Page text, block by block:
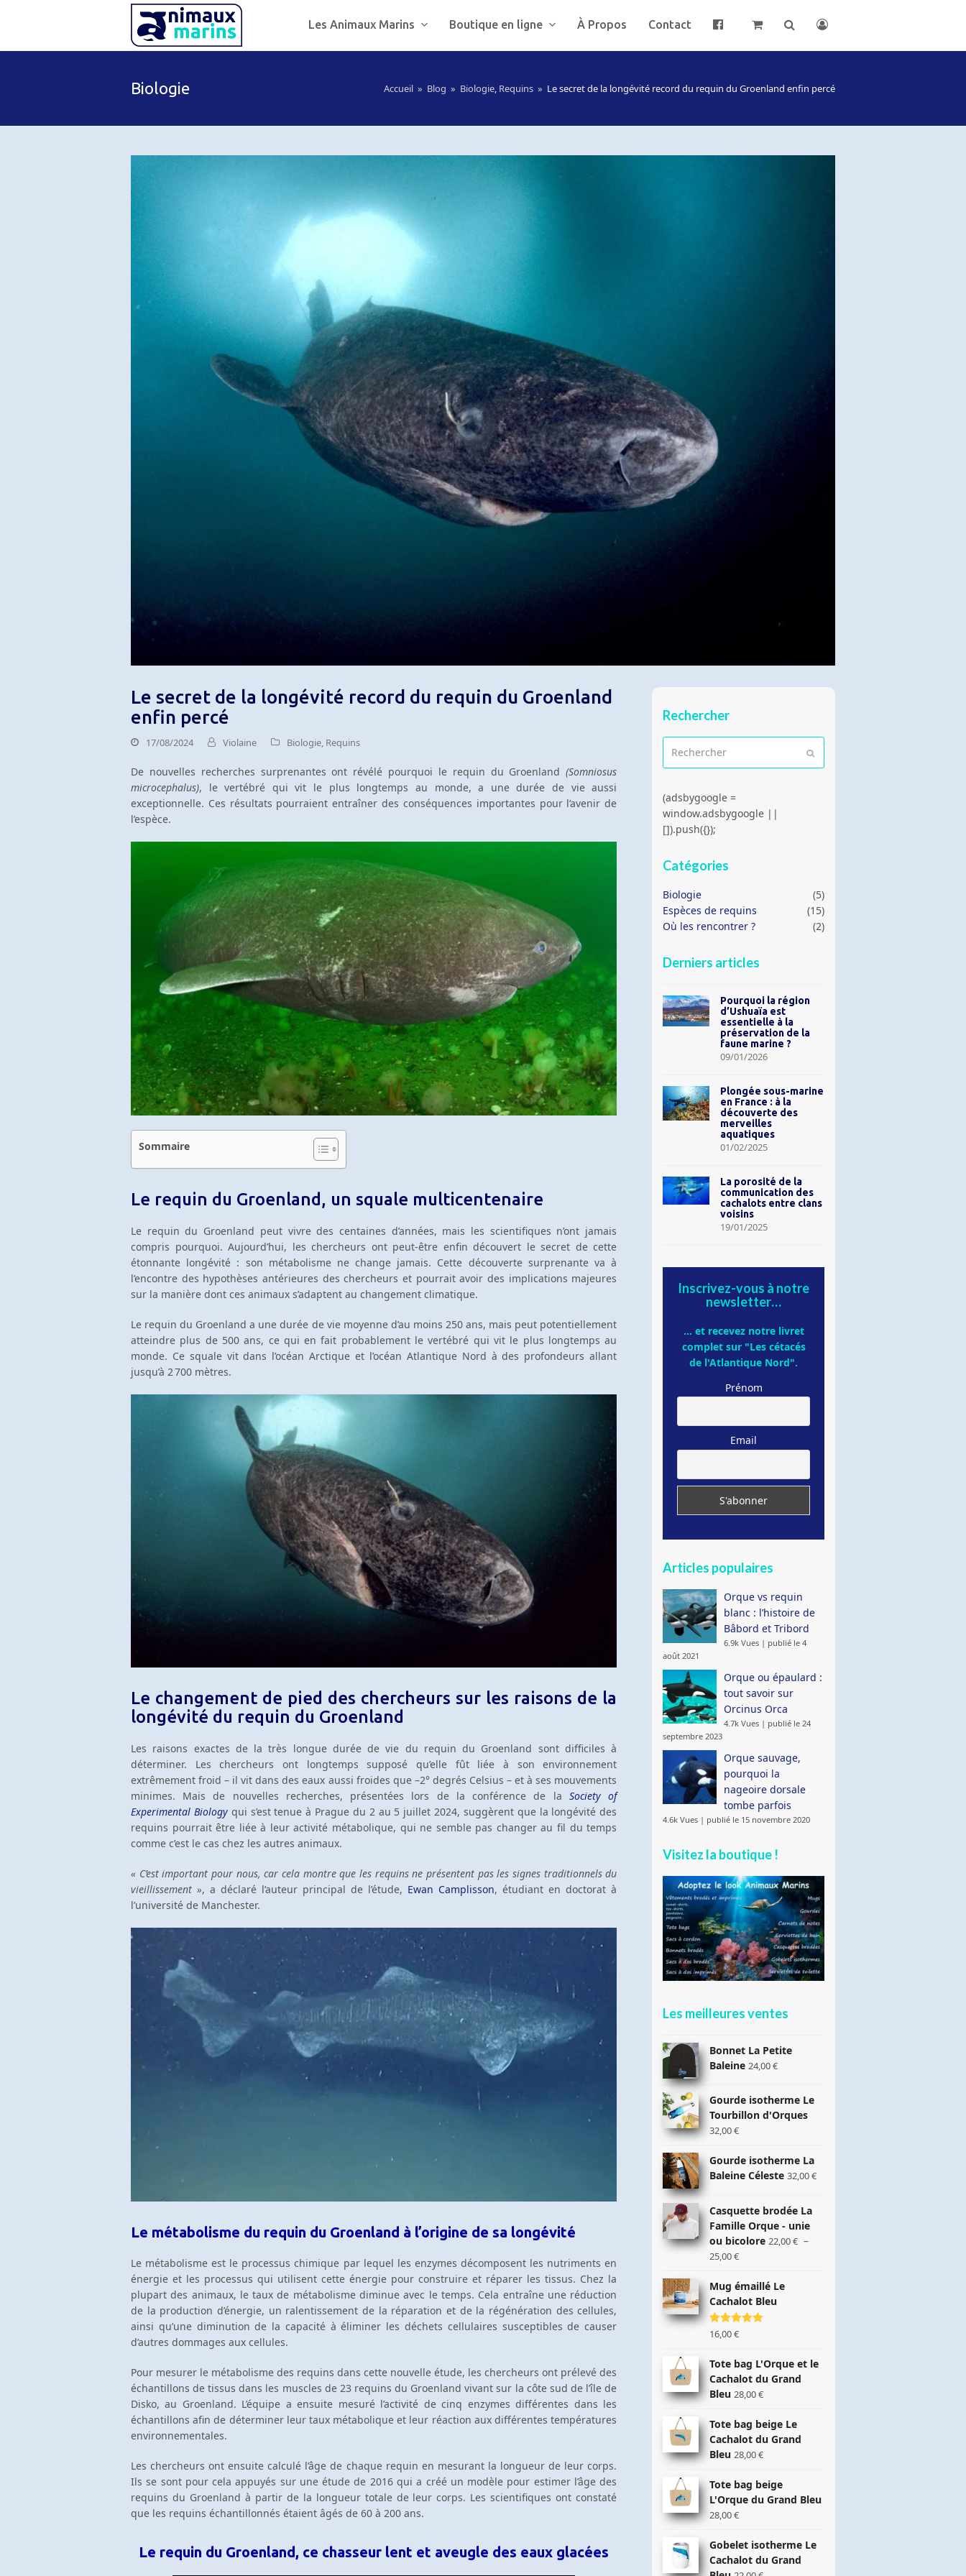
Les Animaux Marins Boutique en ligne À Propos Contact
Biologie Accueil » Blog » Biologie, Requins » Le secret de la longévité record du requin du Groenland enfin percé
Le secret de la longévité record du requin du Groenland
enfin percé
17/08/2024 Violaine Biologie, Requins
De nouvelles recherches surprenantes ont révélé pourquoi le requin du Groenland(Somniosus
microcephalus), le vertébré qui vit le plus longtemps au monde, a une durée de vie aussi
exceptionnelle. Ces résultats pourraient entraîner des conséquences importantes pour l’avenir de
l’espèce.
Sommaire
Le requin du Groenland, un squale multicentenaire
Le requin du Groenland peut vivre des centaines d’années, mais les scientifiques n’ont jamais
compris pourquoi. Aujourd’hui, les chercheurs ont peut-être enfin découvert le secret de cette
étonnante longévité : son métabolisme ne change jamais. Cette découverte surprenante va à
l’encontre des hypothèses antérieures des chercheurs et pourrait avoir des implications majeures
sur la manière dont ces animaux s’adaptent au changement climatique.
Le requin du Groenland a une durée de vie moyenne d’au moins 250 ans, mais peut potentiellement
atteindre plus de 500 ans, ce qui en fait probablement le vertébré qui vit le plus longtemps au
monde. Ce squale vit dans l’océan Arctique et l’océan Atlantique Nord à des profondeurs allant
jusqu’à 2 700 mètres.
Le changement de pied des chercheurs sur les raisons de la
longévité du requin du Groenland
Les raisons exactes de la très longue durée de vie du requin du Groenland sont difficiles à
déterminer. Les chercheurs ont longtemps supposé qu’elle fût liée à son environnement
extrêmement froid – il vit dans des eaux aussi froides que –2° degrés Celsius – et à ses mouvements
minimes. Mais de nouvelles recherches, présentées lors de la conférence de la Society of
Experimental Biologyqui s’est tenue à Prague du 2 au 5 juillet 2024, suggèrent que la longévité des
requins pourrait être liée à leur activité métabolique, qui ne semble pas changer au fil du temps
comme c’est le cas chez les autres animaux.
« C’est important pour nous, car cela montre que les requins ne présentent pas les signes traditionnels du
vieillissement », a déclaré l’auteur principal de l’étude, Ewan Camplisson, étudiant en doctorat à
l’université de Manchester.
Le métabolisme du requin du Groenland à l’origine de sa longévité
Le métabolisme est le processus chimique par lequel les enzymes décomposent les nutriments en
énergie et les processus qui utilisent cette énergie pour construire et réparer les tissus. Chez la
plupart des animaux, le taux de métabolisme diminue avec le temps. Cela entraîne une réduction
de la production d’énergie, un ralentissement de la réparation et de la régénération des cellules,
ainsi qu’une diminution de la capacité à éliminer les déchets cellulaires susceptibles de causer
d’autres dommages aux cellules.
Pour mesurer le métabolisme des requins dans cette nouvelle étude, les chercheurs ont prélevé des
échantillons de tissus dans les muscles de 23 requins du Groenland vivant sur la côte sud de l’île de
Disko, au Groenland. L’équipe a ensuite mesuré l’activité de cinq enzymes différentes dans les
échantillons afin de déterminer leur taux métabolique et leur réaction aux différentes températures
environnementales.
Les chercheurs ont ensuite calculé l’âge de chaque requin en mesurant la longueur de leur corps.
Ils se sont pour cela appuyés sur une étude de 2016 qui a créé un modèle pour estimer l’âge des
requins du Groenland à partir de la longueur totale de leur corps. Les scientifiques ont constaté
que les requins échantillonnés étaient âgés de 60 à 200 ans.
Le requin du Groenland, ce chasseur lent et aveugle des eaux glacées
Rechercher
Rechercher
(adsbygoogle =
window.adsbygoogle ||
[]).push({});
Catégories
Biologie
(5)
Espèces de requins
(15)
Où les rencontrer ?
(2)
Derniers articles
Pourquoi la région
d’Ushuaïa est
essentielle à la
préservation de la
faune marine ?
09/01/2026
Plongée sous-marine
en France : à la
découverte des
merveilles
aquatiques
01/02/2025
La porosité de la
communication des
cachalots entre clans
voisins
19/01/2025
Inscrivez-vous à notre
newsletter…
... et recevez notre livret
complet sur "Les cétacés
de l'Atlantique Nord".
Prénom
Email
Articles populaires
Orque vs requin
blanc : l’histoire de
Bâbord et Tribord
6.9k Vues | publié le 4
août 2021
Orque ou épaulard :
tout savoir sur
Orcinus Orca
4.7k Vues | publié le 24
septembre 2023
Orque sauvage,
pourquoi la
nageoire dorsale
tombe parfois
4.6k Vues | publié le 15 novembre 2020
Visitez la boutique !
Les meilleures ventes
Bonnet La Petite
Baleine 24,00€
Gourde isotherme Le
Tourbillon d'Orques
32,00€
Gourde isotherme La
Baleine Céleste 32,00€
Casquette brodée La
Famille Orque - unie
ou bicolore 22,00€ –
25,00€Plage
prix :
22,00 €
à
25,00 €
Mug émaillé Le
Cachalot Bleu
Note 5.00
sur 5
16,00€
Tote bag L'Orque et le
Cachalot du Grand
Bleu 28,00€
Tote bag beige Le
Cachalot du Grand
Bleu 28,00€
Tote bag beige
L'Orque du Grand Bleu
28,00€
Gobelet isotherme Le
Cachalot du Grand